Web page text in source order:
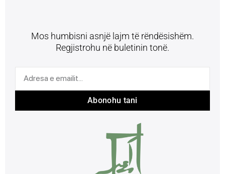
Mos humbisni asnjë lajm të rëndësishëm.
Regjistrohu në buletinin tonë.
Abonohu tani